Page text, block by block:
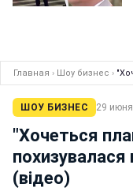
Главная › Шоу бизнес ›
ШОУ БИЗНЕС 29 июня
"Хочеться
похизувалася
(відео)